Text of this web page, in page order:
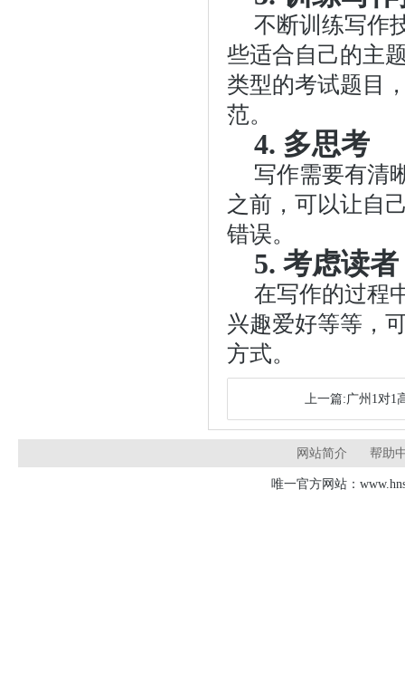
不断训练写作
些适合自己的主
类型的考试题目
范。
4. 多思考
写作需要有清
之前，可以让自
错误。
5. 考虑读者
在写作的过程
兴趣爱好等等，
方式。
上一篇:广州1对1
网站简介 帮助
唯一官方网站：